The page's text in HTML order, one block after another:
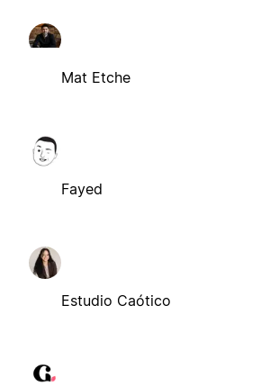
Mat Etche
Fayed
Estudio Caótico